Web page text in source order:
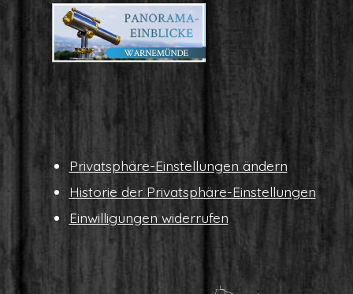
Pri­vat­sphä­re-Ein­stel­lun­gen ändern
His­to­rie der Privatsphäre-Einstellungen
Ein­wil­li­gun­gen widerrufen